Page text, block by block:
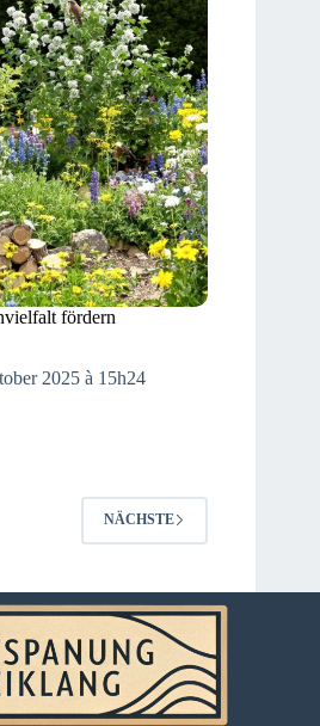
fördern
2025 à 15h24
NÄCHSTE